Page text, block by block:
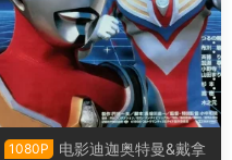
1080P
电影迪迦奥特曼&戴拿